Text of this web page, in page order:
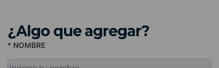
¿Algo que agregar?
* NOMBRE